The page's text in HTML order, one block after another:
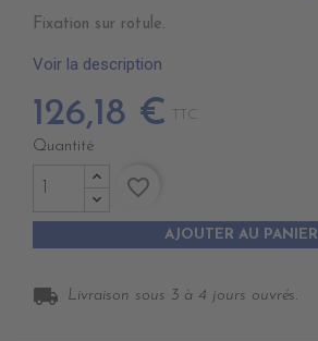
Fixation sur rotule.
Voir la description
126,18 € TTC
Quantité
AJOUTER AU PANIER
favorite_border
local_shipping Livraison sous 3 à 4 jours ouvrés.